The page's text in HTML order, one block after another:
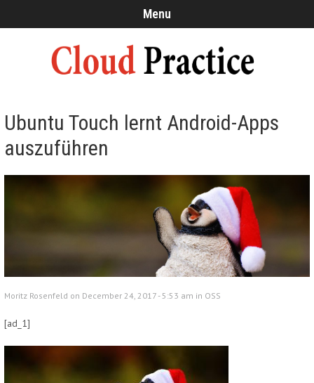
Menu
Ubuntu Touch lernt Android-Apps
auszuführen
Moritz Rosenfeld on December 24, 2017 - 5:53 am in OSS
[ad_1]